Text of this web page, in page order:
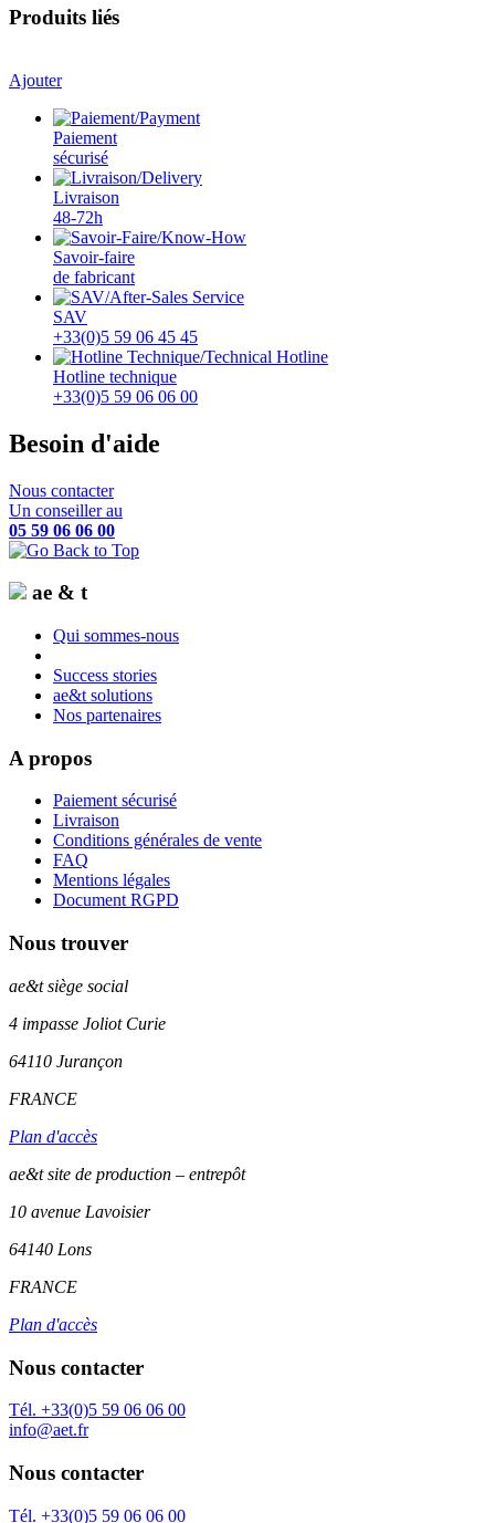
Produits liés
Ajouter
Paiement
sécurisé
Livraison
48-72h
Savoir-faire
de fabricant
SAV
+33(0)5 59 06 45 45
Hotline technique
+33(0)5 59 06 06 00
Besoin d'aide
Nous contacter
Un conseiller au
05 59 06 06 00
ae & t
Qui sommes-nous
Success stories
ae&t solutions
Nos partenaires
A propos
Paiement sécurisé
Livraison
Conditions générales de vente
FAQ
Mentions légales
Document RGPD
Nous trouver
ae&tsiège social
4 impasse Joliot Curie
64110 Jurançon
FRANCE
Plan d'accès
ae&t site de production – entrepôt
10 avenue Lavoisier
64140 Lons
FRANCE
Plan d'accès
Nous contacter
Tél. +33(0)5 59 06 06 00
info@aet.fr
Nous contacter
Tél. +33(0)5 59 06 06 00